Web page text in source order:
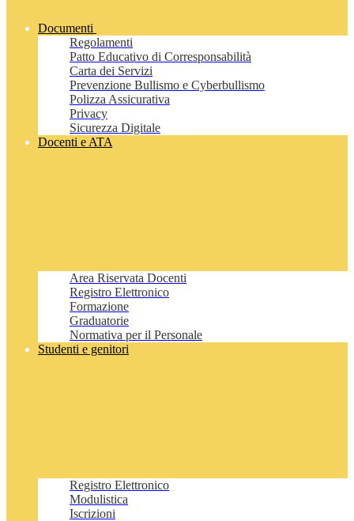
Documenti
Regolamenti
Patto Educativo di Corresponsabilità
Carta dei Servizi
Prevenzione Bullismo e Cyberbullismo
Polizza Assicurativa
Privacy
Sicurezza Digitale
Docenti e ATA
Area Riservata Docenti
Registro Elettronico
Formazione
Graduatorie
Normativa per il Personale
Studenti e genitori
Registro Elettronico
Modulistica
Iscrizioni